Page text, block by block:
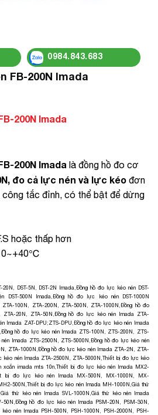
0984.843.683
FB-200N Imada
200N Imada
200N Imada là đồng hồ đo cơ
đo cả lực nén và lực kéo đơn
tắc đỉnh, có thể bật để dừng
hoặc thấp hơn
0~+40℃
DST-5N, DST-2N Imada,Đồng hồ đo lực kéo nén DST-
DST-500N Imada,Đồng hồ đo lực kéo nén DST-1000N
100N, ZTA-200N, ZTA-500N, ZTA-1000N,Đồng hồ đo
20N, ZTA-50N,Đồng hồ đo lực kéo nén Imada ZTA-
Imada ZAT-DPU;ZTS-DPU,Đồng hồ đo lực kéo nén Imada
,Đồng hồ đo lực kéo nén Imada ZTS-100N, ZTS-200N, ZTS-
Imada ZTS-2500N, ZTS-5000N,Đồng hồ đo lực kéo nén
ZTA-1000N,Đồng hồ đo lực kéo nén Imada ZTA-2N, ZTA-
kéo nén Imada ZTA-2500N, ZTA-5000N,Thiết bị đo lực kéo
xoắn imada mts 10n,Thiết bị đo lực kéo nén Imada MX2-
bị đo lực kéo nén Imada MX-500N, MX-1000N, MX-
500N,Thiết bị đo lực kéo nén Imada MH-1000N,Giá thử
,Giá thử kéo nén Imada SVL-1000N,Giá thử kéo nén Imada
50N,Đồng hồ đo lực kéo nén Imada PSM-20N, PSM-30N,
nén Imada PSH-500N, PSH-1000N, PSH-2000N, PSH-